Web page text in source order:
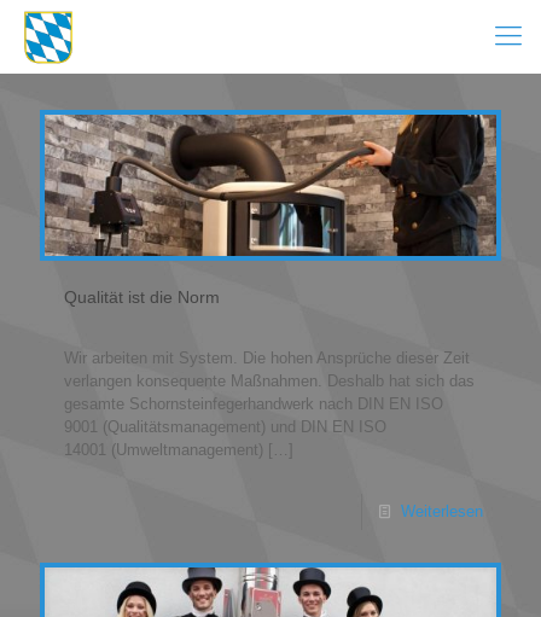
Qualität ist die Norm
Wir arbeiten mit System. Die hohen Ansprüche dieser Zeit
verlangen konsequente Maßnahmen. Deshalb hat sich das
gesamte Schornsteinfegerhandwerk nach DIN EN ISO
9001 (Qualitätsmanagement) und DIN EN ISO
14001 (Umweltmanagement)
Weiterlesen